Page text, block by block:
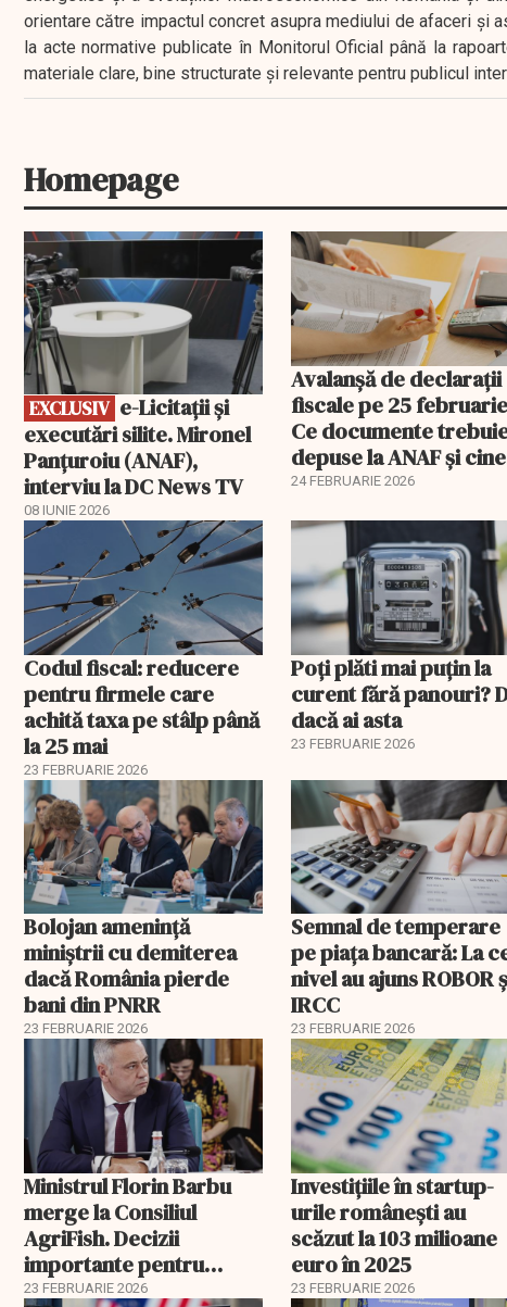
orientare către impactul concret asupra mediului de afaceri și
la acte normative publicate în Monitorul Oficial până la
materiale clare, bine structurate și relevante pentru publicul
Homepage
EXCLUSIV
EXCLUSIV
executări silite. Mironel
Panțuroiu (ANAF),
interviu la DC News TV
08 IUNIE 2026
Avalanșă de declarații
fiscale pe 25
Ce documente
depuse la ANAF și cine
este vizat
24 FEBRUARIE 2026
Codul fiscal: reducere
pentru firmele care
achită taxa pe stâlp până
la 25 mai
23 FEBRUARIE 2026
Poți plăti mai puțin la
curent fără panouri?
dacă ai asta
23 FEBRUARIE 2026
Bolojan amenință
miniștrii cu demiterea
dacă România pierde
bani din PNRR
23 FEBRUARIE 2026
Semnal de temperare
pe piața bancară: La
nivel au ajuns ROBOR
IRCC
23 FEBRUARIE 2026
Ministrul Florin Barbu
merge la Consiliul
AgriFish. Decizii
importante pentru
fermierii români
23 FEBRUARIE 2026
Investiţiile în startup-
urile româneşti au
scăzut la 103 milioane
euro în 2025
23 FEBRUARIE 2026